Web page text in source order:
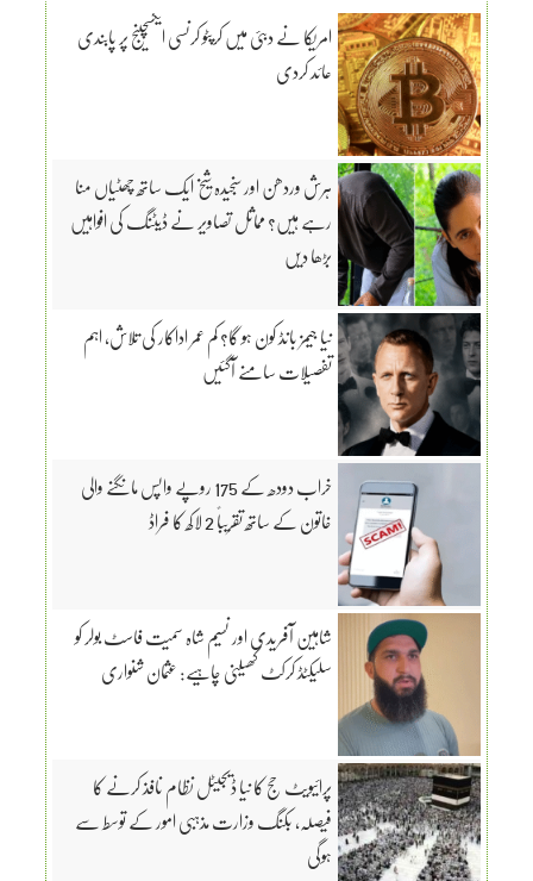
امریکا نے دبئی میں کرپٹو کرنسی ایکسچینج پر پابندی
عائد کردی
ہرش وردھن اور سنجیدہ شیخ ایک ساتھ چھٹیاں منا
رہے ہیں؟ مماثل تصاویر نے ڈیٹنگ کی افواہیں
بڑھا دیں
نیا جیمز بانڈ کون ہو گا؟ کم عمر اداکار کی تلاش، اہم
تفصیلات سامنے آگئیں
خراب دودھ کے 175 روپے واپس مانگنے والی
خاتون کے ساتھ تقریباً 2 لاکھ کا فراڈ
شاہین آفریدی اور نسیم شاہ سمیت فاسٹ بولر کو
سلیکٹڈ کرکٹ کھیلنی چاہیے: عثمان شنواری
پرائیویٹ حج کا نیا ڈیجیٹل نظام نافذ کرنے کا
فیصلہ، بکنگ وزارت مذہبی امور کے توسط سے
ہوگی